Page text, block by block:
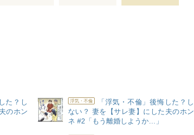
た？し
のホン
浮気・不倫
「浮気・不倫」後悔した？し
ない？ 妻を【サレ妻】にした夫のホン
ネ #2「もう離婚しようか…」